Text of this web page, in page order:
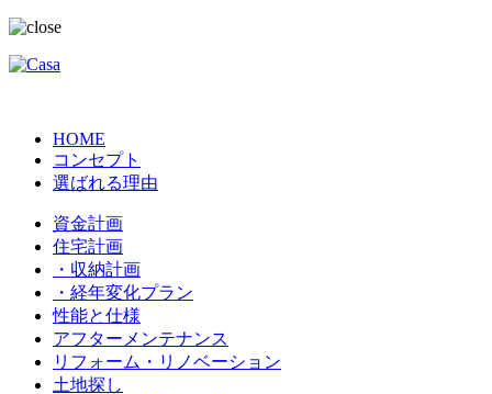
HOME
コンセプト
選ばれる理由
資金計画
住宅計画
・収納計画
・経年変化プラン
性能と仕様
アフターメンテナンス
リフォーム・リノベーション
土地探し